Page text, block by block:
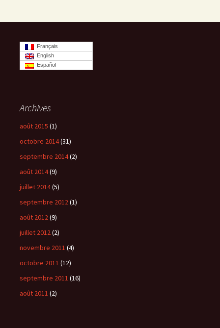
Français
English
Español
Archives
août 2015 (1)
octobre 2014(31)
septembre 2014(2)
août 2014(9)
juillet 2014(5)
septembre 2012 (1)
août 2012 (9)
juillet 2012 (2)
novembre 2011 (4)
octobre 2011 (12)
septembre 2011 (16)
août 2011 (2)